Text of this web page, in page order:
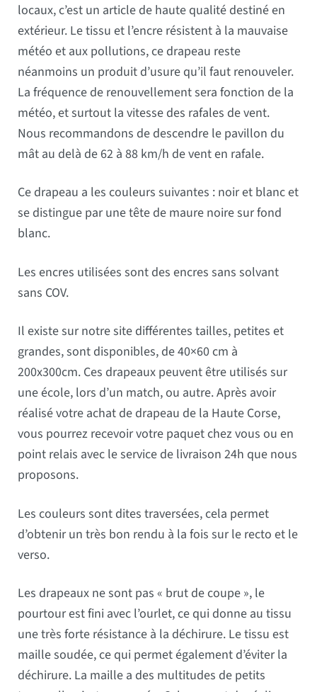
locaux, c’est un article de haute qualité destiné en
extérieur. Le tissu et l’encre résistent à la mauvaise
météo et aux pollutions, ce drapeau reste
néanmoins un produit d’usure qu’il faut renouveler.
La fréquence de renouvellement sera fonction de la
météo, et surtout la vitesse des rafales de vent.
Nous recommandons de descendre le pavillon du
mât au delà de 62 à 88 km/h de vent en rafale.
Ce drapeau a les couleurs suivantes : noir et blanc et
se distingue par une tête de maure noire sur fond
blanc.
Les encres utilisées sont des encres sans solvant
sans COV.
Il existe sur notre site différentes tailles, petites et
grandes, sont disponibles, de 40×60 cm à
200x300cm. Ces drapeaux peuvent être utilisés sur
une école, lors d’un match, ou autre. Après avoir
réalisé votre achat de drapeau de la Haute Corse,
vous pourrez recevoir votre paquet chez vous ou en
point relais avec le service de livraison 24h que nous
proposons.
Les couleurs sont dites traversées, cela permet
d’obtenir un très bon rendu à la fois sur le recto et le
verso.
Les drapeaux ne sont pas « brut de coupe », le
pourtour est fini avec l’ourlet, ce qui donne au tissu
une très forte résistance à la déchirure. Le tissu est
maille soudée, ce qui permet également d’éviter la
déchirure. La maille a des multitudes de petits